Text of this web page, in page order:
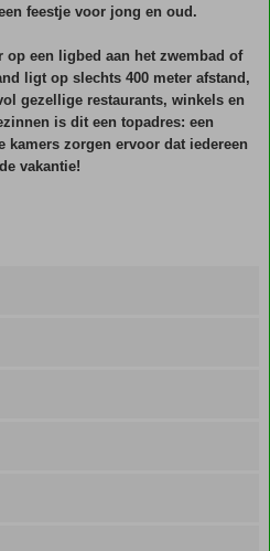
feestje voor jong en oud.
op een ligbed aan het zwembad of
ligt op slechts 400 meter afstand,
gezellige restaurants, winkels en
is dit een topadres: een
zorgen ervoor dat iedereen
vakantie!